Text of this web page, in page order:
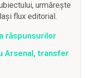
urmărește
flux editorial.
răspunsurilor
Arsenal, transfer